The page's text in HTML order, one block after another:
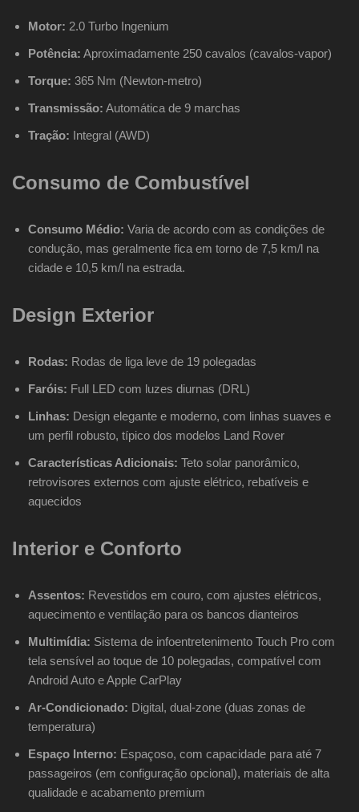
Motor: 2.0 Turbo Ingenium
Potência: Aproximadamente 250 cavalos (cavalos-vapor)
Torque: 365 Nm (Newton-metro)
Transmissão: Automática de 9 marchas
Tração: Integral (AWD)
Consumo de Combustível
Consumo Médio: Varia de acordo com as condições de
condução, mas geralmente fica em torno de 7,5 km/l na
cidade e 10,5 km/l na estrada.
Design Exterior
Rodas: Rodas de liga leve de 19 polegadas
Faróis: Full LED com luzes diurnas (DRL)
Linhas: Design elegante e moderno, com linhas suaves e
um perfil robusto, típico dos modelos Land Rover
Características Adicionais: Teto solar panorâmico,
retrovisores externos com ajuste elétrico, rebatíveis e
aquecidos
Interior e Conforto
Assentos: Revestidos em couro, com ajustes elétricos,
aquecimento e ventilação para os bancos dianteiros
Multimídia: Sistema de infoentretenimento Touch Pro com
tela sensível ao toque de 10 polegadas, compatível com
Android Auto e Apple CarPlay
Ar-Condicionado: Digital, dual-zone (duas zonas de
temperatura)
Espaço Interno: Espaçoso, com capacidade para até 7
passageiros (em configuração opcional), materiais de alta
qualidade e acabamento premium